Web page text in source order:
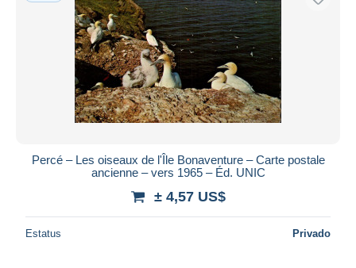
Percé – Les oiseaux de l'Île Bonaventure – Carte postale
ancienne – vers 1965 – Éd. UNIC
± 4,57 US$
Estatus Privado